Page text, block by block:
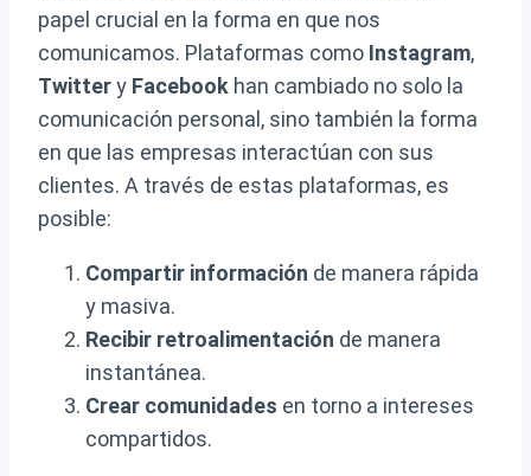
papel crucial en la forma en que nos
comunicamos. Plataformas como Instagram,
Twittery Facebook han cambiado no solo la
comunicación personal, sino también la forma
en que las empresas interactúan con sus
clientes. A través de estas plataformas, es
posible:
Compartir información de manera rápida
y masiva.
Recibir retroalimentación de manera
instantánea.
Crear comunidades en torno a intereses
compartidos.